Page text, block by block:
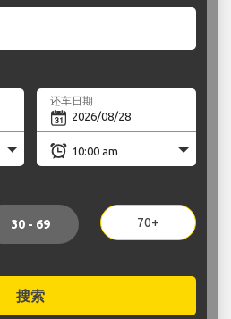
还车日期
30 - 69 70+
搜索